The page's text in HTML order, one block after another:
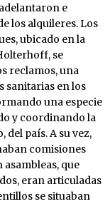
e
los alquileres. Los
ubicado en la
se
reclamos, una
sanitarias en los
una especie
y coordinando la
del país. A su vez,
comisiones
que
eran articuladas
se situaban